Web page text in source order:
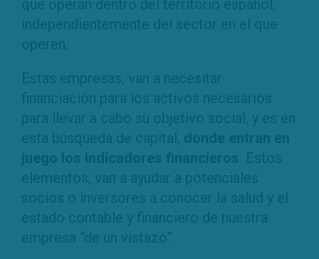
que operan dentro del territorio español,
independientemente del sector en el que
operen.
Estas empresas, van a necesitar
financiación para los activos necesarios
para llevar a cabo su objetivo social, y es en
esta búsqueda de capital, donde entran en
juego los indicadores financieros . Estos
elementos, van a ayudar a potenciales
socios o inversores a conocer la salud y el
estado contable y financiero de nuestra
empresa “de un vistazo”.